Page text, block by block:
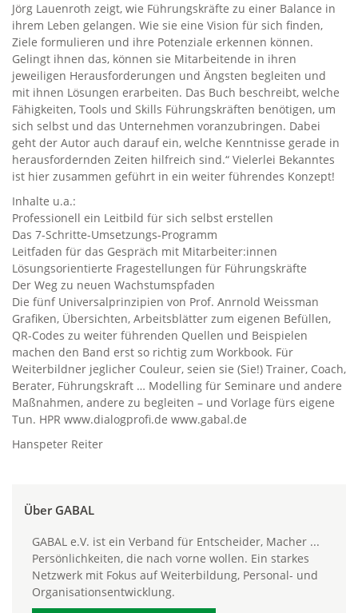
Jörg Lauenroth zeigt, wie Führungskräfte zu einer Balance in
ihrem Leben gelangen. Wie sie eine Vision für sich finden,
Ziele formulieren und ihre Potenziale erkennen können.
Gelingt ihnen das, können sie Mitarbeitende in ihren
jeweiligen Herausforderungen und Ängsten begleiten und
mit ihnen Lösungen erarbeiten. Das Buch beschreibt, welche
Fähigkeiten, Tools und Skills Führungskräften benötigen, um
sich selbst und das Unternehmen voranzubringen. Dabei
geht der Autor auch darauf ein, welche Kenntnisse gerade in
herausfordernden Zeiten hilfreich sind.“ Vielerlei Bekanntes
ist hier zusammen geführt in ein weiter führendes Konzept!
Inhalte u.a.:
Professionell ein Leitbild für sich selbst erstellen
Das 7-Schritte-Umsetzungs-Programm
Leitfaden für das Gespräch mit Mitarbeiter:innen
Lösungsorientierte Fragestellungen für Führungskräfte
Der Weg zu neuen Wachstumspfaden
Die fünf Universalprinzipien von Prof. Anrnold Weissman
Grafiken, Übersichten, Arbeitsblätter zum eigenen Befüllen,
QR-Codes zu weiter führenden Quellen und Beispielen
machen den Band erst so richtig zum Workbook. Für
Weiterbildner jeglicher Couleur, seien sie (Sie!) Trainer, Coach,
Berater, Führungskraft … Modelling für Seminare und andere
Maßnahmen, andere zu begleiten – und Vorlage fürs eigene
Tun. HPR www.dialogprofi.de www.gabal.de
Hanspeter Reiter
Über GABAL
GABAL e.V. ist ein Verband für Entscheider, Macher ...
Persönlichkeiten, die nach vorne wollen. Ein starkes
Netzwerk mit Fokus auf Weiterbildung, Personal- und
Organisationsentwicklung.